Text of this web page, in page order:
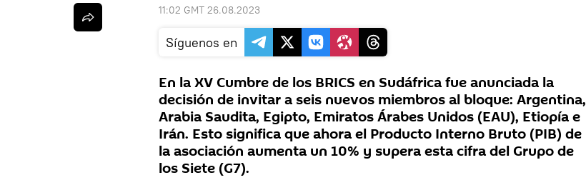
11:02 GMT 26.08.2023
Síguenos en
En la XV Cumbre de los BRICS en Sudáfrica fue anunciada la
decisión de invitar a seis nuevos miembros al bloque: Argentina,
Arabia Saudita, Egipto, Emiratos Árabes Unidos (EAU), Etiopía e
Irán. Esto significa que ahora el Producto Interno Bruto (PIB) de
la asociación aumenta un 10% y supera esta cifra del Grupo de
los Siete (G7).